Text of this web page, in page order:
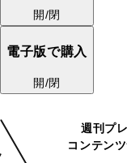
開/閉
電子版で購入
開/閉
週刊プ
コンテン